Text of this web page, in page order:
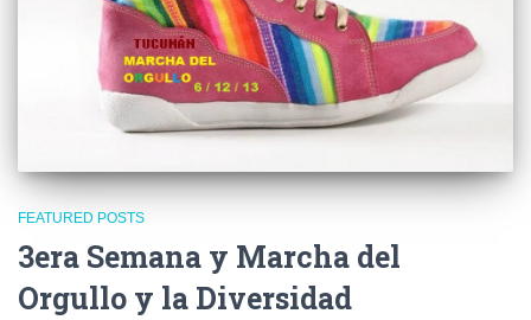
FEATURED POSTS
3era Semana y Marcha del
Orgullo y la Diversidad